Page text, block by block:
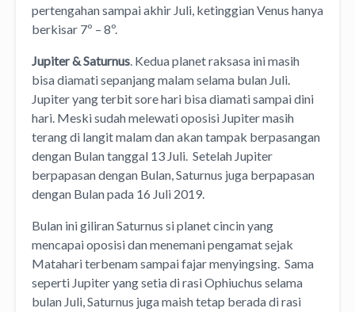
pertengahan sampai akhir Juli, ketinggian Venus hanya
berkisar 7º – 8º.
Jupiter & Saturnus. Kedua planet raksasa ini masih
bisa diamati sepanjang malam selama bulan Juli.
Jupiter yang terbit sore hari bisa diamati sampai dini
hari. Meski sudah melewati oposisi Jupiter masih
terang di langit malam dan akan tampak berpasangan
dengan Bulan tanggal 13 Juli. Setelah Jupiter
berpapasan dengan Bulan, Saturnus juga berpapasan
dengan Bulan pada 16 Juli 2019.
Bulan ini giliran Saturnus si planet cincin yang
mencapai oposisi dan menemani pengamat sejak
Matahari terbenam sampai fajar menyingsing. Sama
seperti Jupiter yang setia di rasi Ophiuchus selama
bulan Juli, Saturnus juga maish tetap berada di rasi